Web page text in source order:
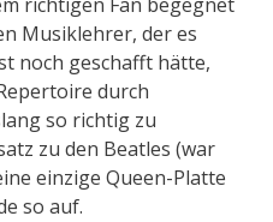
Musiklehrer, der es
noch geschafft hätte,
durch
so richtig zu
zu den Beatles (war
einzige Queen-Platte
so auf.